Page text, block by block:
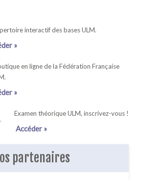
interactif des bases ULM.
»
en ligne de la Fédération Française
»
Examen théorique ULM, inscrivez-vous !
Accéder »
partenaires